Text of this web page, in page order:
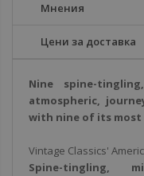
Мнения
Цени за доставка
Nine spine-
atmospheric,
with nine of its most
Vintage Classics'
Spine-tingling,